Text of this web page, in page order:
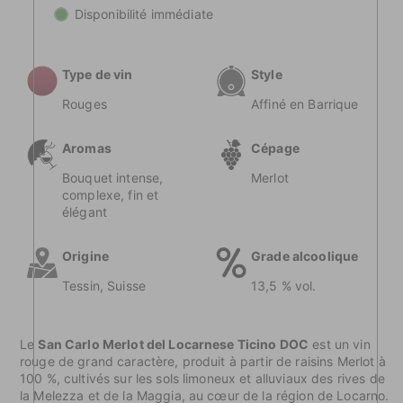
Locarnese
Ticino
DOC
Merlot
del
Disponibilité immédiate
Type de vin
Rouges
Style
Affiné en Barrique
Aromas
Bouquet intense,
complexe, fin et
élégant
Cépage
Merlot
Origine
Tessin, Suisse
Grade alcoolique
13,5 % vol.
Le San Carlo Merlot del Locarnese Ticino DOC est un vin
rouge de grand caractère, produit à partir de raisins Merlot à
100 %, cultivés sur les sols limoneux et alluviaux des rives de
la Melezza et de la Maggia, au cœur de la région de Locarno.